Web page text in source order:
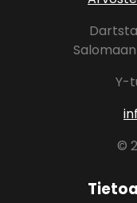
Y-
©